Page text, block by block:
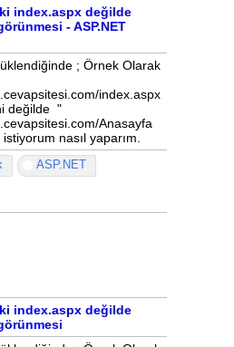
index.aspx değilde
- ASP.NET
; Örnek Olarak
index.aspx
değilde "
Anasayfa
nasıl yaparım.
ASP.NET
index.aspx değilde